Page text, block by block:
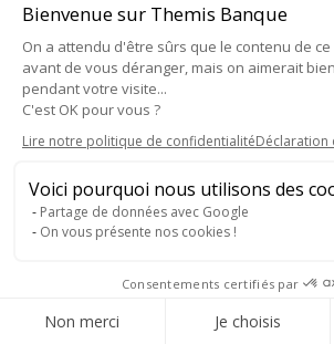
Bienvenue sur Themis Banque
On a attendu d'être sûrs que le contenu de
avant de vous déranger, mais on aimerait
pendant votre visite...
C'est OK pour vous ?
Lire notre politique de confidentialitéDéclaration
Voici pourquoi nous utilisons des
Partage de données avec Google
On vous présente nos cookies !
Consentements certifiés par
Non merci Je choisis
Consentement RGPD